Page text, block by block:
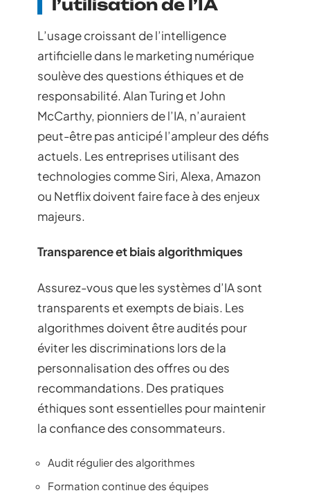
l’utilisation de l’IA
L’usage croissant de l’intelligence
artificielle dans le marketing numérique
soulève des questions éthiques et de
responsabilité. Alan Turing et John
McCarthy, pionniers de l’IA, n’auraient
peut-être pas anticipé l’ampleur des défis
actuels. Les entreprises utilisant des
technologies comme Siri, Alexa, Amazon
ou Netflix doivent faire face à des enjeux
majeurs.
Transparence et biais algorithmiques
Assurez-vous que les systèmes d’IA sont
transparents et exempts de biais. Les
algorithmes doivent être audités pour
éviter les discriminations lors de la
personnalisation des offres ou des
recommandations. Des pratiques
éthiques sont essentielles pour maintenir
la confiance des consommateurs.
Audit régulier des algorithmes
Formation continue des équipes